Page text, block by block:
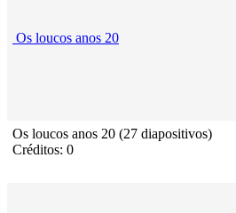
Os loucos anos 20
Os loucos anos 20 (27 diapositivos)
Créditos: 0